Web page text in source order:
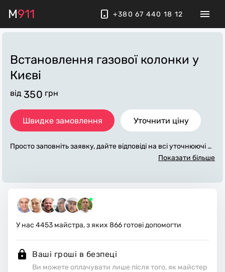
M911 +380 67 440 18 12
Встановлення газової колонки у
Києві
від 350 грн
Швидке замовлення Уточнити ціну
Просто заповніть заявку, дайте відповіді на всі уточнюючі за
питання по «встановлення газової колонки». Ми зв'яжемо
али. Виконавці стежать за чистотою та прибирають робоче
місце.
Показати більше
У нас 4453 майстра, з яких 866 готові допомогти
Ваші гроші в безпеці
Ви можете оплачувати лише після того, як майстер